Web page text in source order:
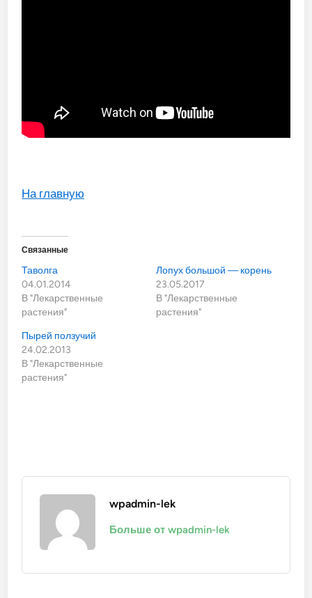
На главную
Связанные
Таволга
04.01.2014
В "Лекарственные
растения"
Лопух большой — корень
23.05.2017
В "Лекарственные
растения"
Пырей ползучий
24.02.2013
В "Лекарственные
растения"
wpadmin-lek
Больше от wpadmin-lek